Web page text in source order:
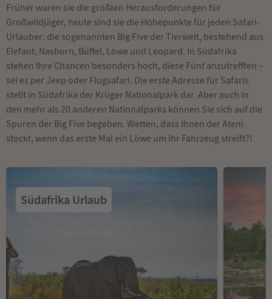
Früher waren sie die größten Herausforderungen für
Großwildjäger, heute sind sie die Höhepunkte für jeden Safari-
Urlauber: die sogenannten Big Five der Tierwelt, bestehend aus
Elefant, Nashorn, Büffel, Löwe und Leopard. In Südafrika
stehen Ihre Chancen besonders hoch, diese Fünf anzutrefffen –
sei es per Jeep oder Flugsafari. Die erste Adresse für Safaris
stellt in Südafrika der Krüger Nationalpark dar. Aber auch in
den mehr als 20 anderen Nationalparks können Sie sich auf die
Spuren der Big Five begeben. Wetten, dass Ihnen der Atem
stockt, wenn das erste Mal ein Löwe um Ihr Fahrzeug streift?!
Südafrika Urlaub